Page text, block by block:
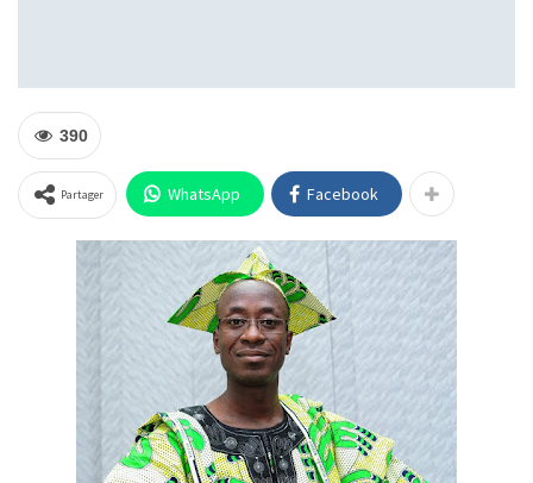
390
Partager WhatsApp Facebook